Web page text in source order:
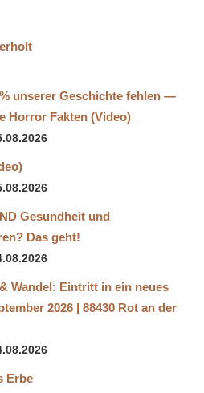
unserer Geschichte fehlen —
Horror Fakten (Video)
Gesundheit und
Das geht!
Wandel: Eintritt in ein neues
2026 | 88430 Rot an der
Erbe